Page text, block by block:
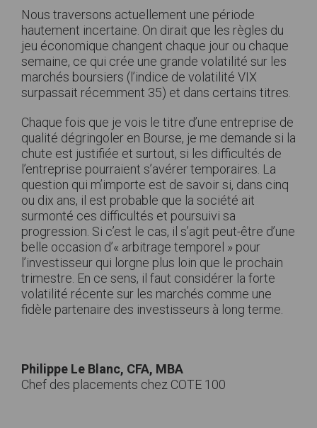
Nous traversons actuellement une période
hautement incertaine. On dirait que les règles du
jeu économique changent chaque jour ou chaque
semaine, ce qui crée une grande volatilité sur les
marchés boursiers (l’indice de volatilité VIX
surpassait récemment 35) et dans certains titres.
Chaque fois que je vois le titre d’une entreprise de
qualité dégringoler en Bourse, je me demande si la
chute est justifiée et surtout, si les difficultés de
l’entreprise pourraient s’avérer temporaires. La
question qui m’importe est de savoir si, dans cinq
ou dix ans, il est probable que la société ait
surmonté ces difficultés et poursuivi sa
progression. Si c’est le cas, il s’agit peut-être d’une
belle occasion d’« arbitrage temporel » pour
l’investisseur qui lorgne plus loin que le prochain
trimestre. En ce sens, il faut considérer la forte
volatilité récente sur les marchés comme une
fidèle partenaire des investisseurs à long terme.
Philippe Le Blanc, CFA, MBA
Chef des placements chez COTE 100